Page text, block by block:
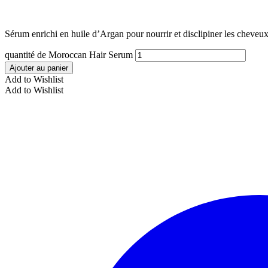
Sérum enrichi en huile d’Argan pour nourrir et disclipiner les
quantité de Moroccan Hair Serum
Ajouter au panier
Add to Wishlist
Add to Wishlist